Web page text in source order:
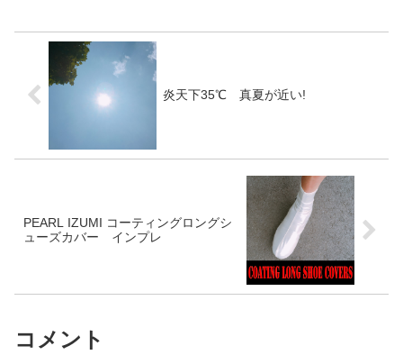
炎天下35℃ 真夏が近い!
PEARL IZUMI コーティングロングシ
ューズカバー インプレ
コメント